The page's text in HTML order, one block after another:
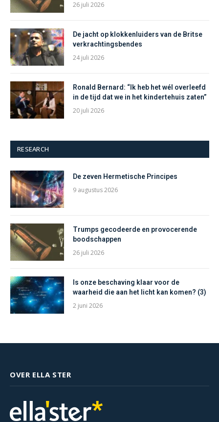
26 juli 2026
De jacht op klokkenluiders van de Britse
verkrachtingsbendes
24 juli 2026
Ronald Bernard: “Ik heb het wél overleefd
in de tijd dat we in het kindertehuis zaten”
20 juli 2026
RESEARCH
De zeven Hermetische Principes
9 augustus 2026
Trumps gecodeerde en provocerende
boodschappen
26 juli 2026
Is onze beschaving klaar voor de
waarheid die aan het licht kan komen? (3)
2 juni 2026
OVER ELLA STER